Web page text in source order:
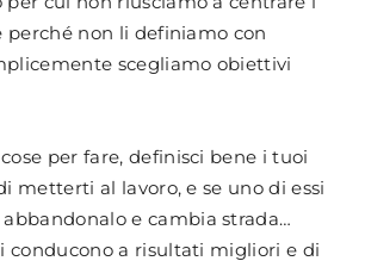
perché non li definiamo con
scegliamo obiettivi
per fare, definisci bene i tuoi
metterti al lavoro, e se uno di essi
e cambia strada…
a risultati migliori e di